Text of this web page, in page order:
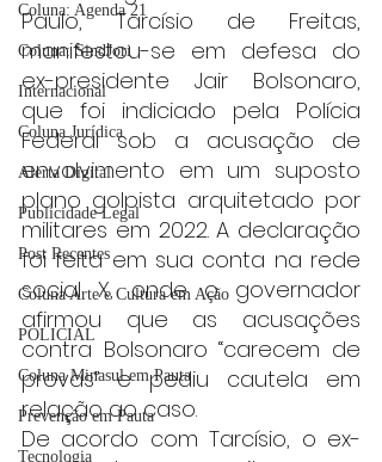
Coluna: Agenda 21
Coluna: SindJori
Internacional
Coluna Jurídica
Alerta Digital
Publicidade Legal
Post Recentes
Coluna Arte e Cultura em Ação
POLICIAL
Coluna Minasul em Pauta
Prevenção em Pauta
Tecnologia
Paulo, Tarcísio de Freitas,
manifestou-se em defesa do
ex-presidente Jair Bolsonaro,
que foi indiciado pela Polícia
Federal sob a acusação de
envolvimento em um suposto
plano golpista arquitetado por
militares em 2022. A declaração
foi feita em sua conta na rede
social X, onde o governador
afirmou que as acusações
contra Bolsonaro “carecem de
provas” e pediu cautela em
relação ao caso.
De acordo com Tarcísio, o ex-